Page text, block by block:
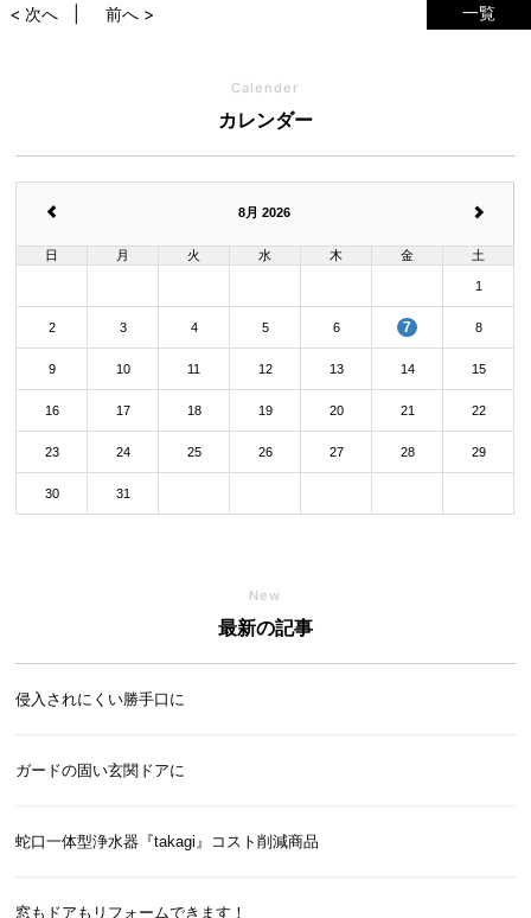
一覧
< 次へ 前へ >
Calender
カレンダー
8月 2026
日 月 火 水 木 金 土
1
2 3 4 5 6 7 8
9 10 11 12 13 14 15
16 17 18 19 20 21 22
23 24 25 26 27 28 29
30 31
New
最新の記事
侵入されにくい勝手口に
ガードの固い玄関ドアに
蛇口一体型浄水器『takagi』コスト削減商品
窓もドアもリフォームできます！